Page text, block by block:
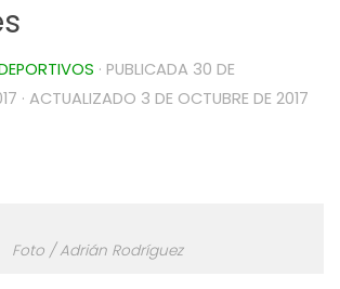
· PUBLICADA 30 DE
· ACTUALIZADO 3 DE OCTUBRE DE 2017
Foto / Adrián Rodríguez